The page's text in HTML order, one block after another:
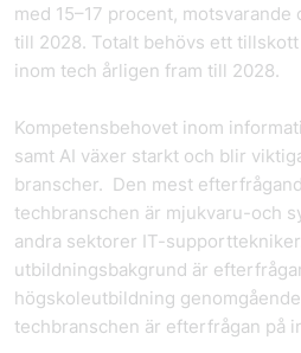
med 15–17 procent,
till 2028. Totalt behövs ett
inom tech årligen fram till 2028.
Kompetensbehovet inom
samt AI växer starkt och blir
branscher. Den mest
techbranschen är mjukvaru-och
andra sektorer IT-
utbildningsbakgrund är
högskoleutbildning
techbranschen är efterfrågan på